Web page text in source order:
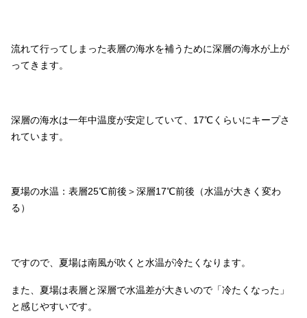
流れて行ってしまった表層の海水を補うために深層の海水が上が
ってきます。
深層の海水は一年中温度が安定していて、 17℃くらいにキープさ
れています。
夏場の水温：表層25℃前後＞深層17℃前後（水温が大きく変わ
る）
ですので、夏場は南風が吹くと水温が冷たくなります。
また、夏場は表層と深層で水温差が大きいので「冷たくなった」
と感じやすいです。